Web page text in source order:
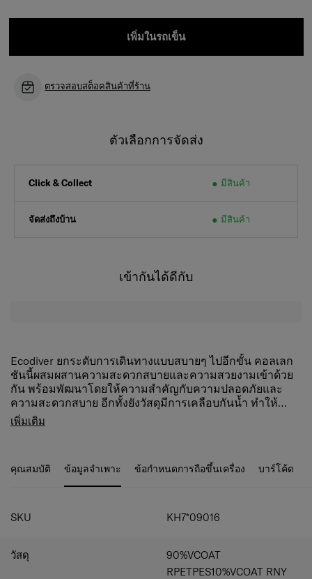
เพิ่มในรถเข็น
ตรวจสอบสต็อคสินค้าที่ร้าน
ตัวเลือกการจัดส่ง
Click & Collect มีสินค้า
จัดส่งถึงบ้าน มีสินค้า
เข้ากันได้ดีกับ
Ecodiver ยกระดับการเดินทางแบบสบายๆ ไปอีกขั้น คอลเลก
ชันนี้ผสมผสานความสะดวกสบายและความสวยงามเข้าด้วย
กัน พร้อมพัฒนาโดยให้ความสำคัญกับความปลอดภัยและ
ความสะดวกสบาย อีกทั้งยังวัสดุมีการเคลือบกันน้ำ ทำให้
เหมาะสำหรับการผจญภัยกลางแจ้งหรือการสำรวจในเมืองไม่
ว่าจะฝนตกหรือแดดออก นอกจากนี้ Ecodiver ยังผลิตจากวัสดุ
C-shape front compartment: Pack and access your
belongings easily.
webbing straps to secure belongings.
TSA combination lock: Ensure that your belongings
360° handles: Top, side and bottom handles provide
compartment and multiple pockets provide versatile
เพิ่มเติม
คุณสมบัติ ข้อมูลจำเพาะ ข้อกำหนดการถือขึ้นเครื่อง บาร์โค้ด
SKU KH7*09016
วัสดุ
90%VCOAT
RPETPES10%VCOAT RNY